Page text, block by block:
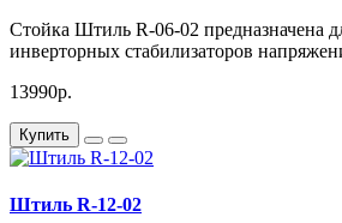
Стойка Штиль R-06-02 предназначена
инверторных стабилизаторов
13990р.
Купить
Штиль R-12-02